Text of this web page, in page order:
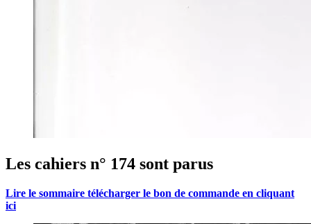
Les cahiers n° 174 sont parus
Lire le sommaire télécharger le bon de commande en cliquant
ici